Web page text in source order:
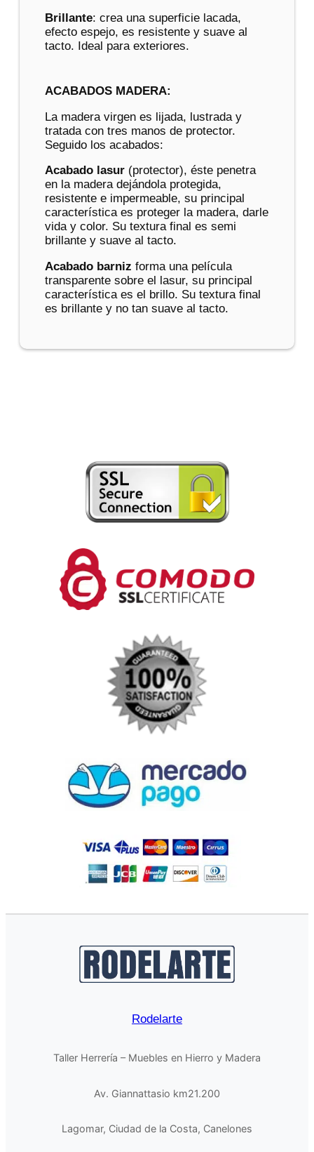
Brillante: crea una superficie lacada,
efecto espejo, es resistente y suave al
tacto. Ideal para exteriores.
ACABADOS MADERA:
La madera virgen es lijada, lustrada y
tratada con tres manos de protector.
Seguido los acabados:
Acabado lasur(protector), éste penetra
en la madera dejándola protegida,
resistente e impermeable, su principal
característica es proteger la madera, darle
vida y color. Su textura final es semi
brillante y suave al tacto.
Acabado barniz forma una película
transparente sobre el lasur, su principal
característica es el brillo. Su textura final
es brillante y no tan suave al tacto.
Rodelarte
Taller Herrería – Muebles en Hierro y Madera
Av. Giannattasio km21.200
Lagomar, Ciudad de la Costa, Canelones